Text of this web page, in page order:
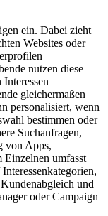
ein. Dabei zieht
Websites oder
nutzen diese
gleichermaßen
personalisiert, wenn
bestimmen oder
Suchanfragen,
von Apps,
Einzelnen umfasst
und
oder Campaign